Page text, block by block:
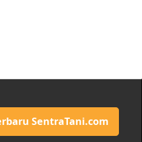
SentraTani.com